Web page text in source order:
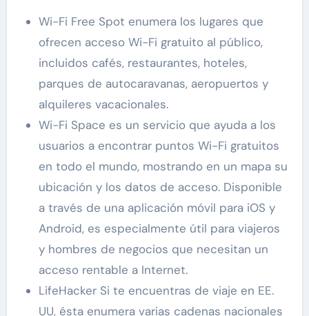
Wi-Fi Free Spot enumera los lugares que
ofrecen acceso Wi-Fi gratuito al público,
incluidos cafés, restaurantes, hoteles,
parques de autocaravanas, aeropuertos y
alquileres vacacionales.
Wi-Fi Space es un servicio que ayuda a los
usuarios a encontrar puntos Wi-Fi gratuitos
en todo el mundo, mostrando en un mapa su
ubicación y los datos de acceso. Disponible
a través de una aplicación móvil para iOS y
Android, es especialmente útil para viajeros
y hombres de negocios que necesitan un
acceso rentable a Internet.
LifeHacker Si te encuentras de viaje en EE.
UU, ésta enumera varias cadenas nacionales